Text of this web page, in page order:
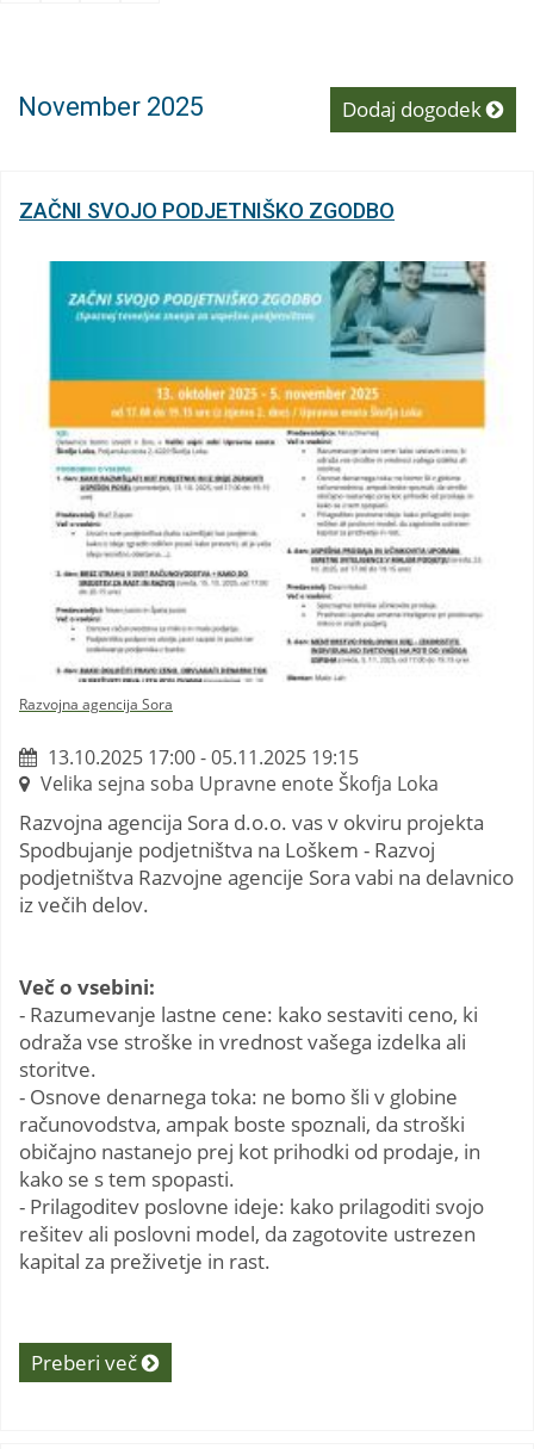
November 2025 Dodaj dogodek
ZAČNI SVOJO PODJETNIŠKO ZGODBO
Razvojna agencija Sora
13.10.2025 17:00 - 05.11.2025 19:15
Velika sejna soba Upravne enote Škofja Loka
Razvojna agencija Sora d.o.o. vas v okviru projekta
Spodbujanje podjetništva na Loškem - Razvoj
podjetništva Razvojne agencije Sora vabi na delavnico
iz večih delov.
Več o vsebini:
- Razumevanje lastne cene: kako sestaviti ceno, ki
odraža vse stroške in vrednost vašega izdelka ali
storitve.
- Osnove denarnega toka: ne bomo šli v globine
računovodstva, ampak boste spoznali, da stroški
običajno nastanejo prej kot prihodki od prodaje, in
kako se s tem spopasti.
- Prilagoditev poslovne ideje: kako prilagoditi svojo
rešitev ali poslovni model, da zagotovite ustrezen
kapital za preživetje in rast.
Preberi več